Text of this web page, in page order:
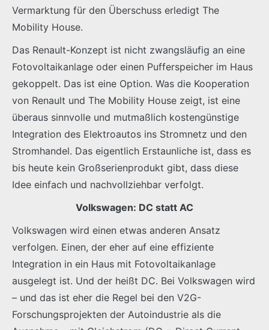
Vermarktung für den Überschuss erledigt The
Mobility House.
Das Renault-Konzept ist nicht zwangsläufig an eine
Fotovoltaikanlage oder einen Pufferspeicher im Haus
gekoppelt. Das ist eine Option. Was die Kooperation
von Renault und The Mobility House zeigt, ist eine
überaus sinnvolle und mutmaßlich kostengünstige
Integration des Elektroautos ins Stromnetz und den
Stromhandel. Das eigentlich Erstaunliche ist, dass es
bis heute kein Großserienprodukt gibt, dass diese
Idee einfach und nachvollziehbar verfolgt.
Volkswagen: DC statt AC
Volkswagen wird einen etwas anderen Ansatz
verfolgen. Einen, der eher auf eine effiziente
Integration in ein Haus mit Fotovoltaikanlage
ausgelegt ist. Und der heißt DC. Bei Volkswagen wird
– und das ist eher die Regel bei den V2G-
Forschungsprojekten der Autoindustrie als die